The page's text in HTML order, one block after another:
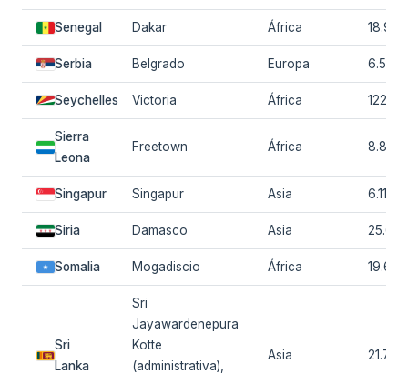
Senegal Dakar África
Serbia Belgrado Europa
Seychelles Victoria África
Sierra
Leona
Freetown África
Singapur Singapur Asia
Siria Damasco Asia
Somalia Mogadiscio África
Sri
Lanka
Sri
Jayawardenepura
Kotte
(administrativa),
Asia